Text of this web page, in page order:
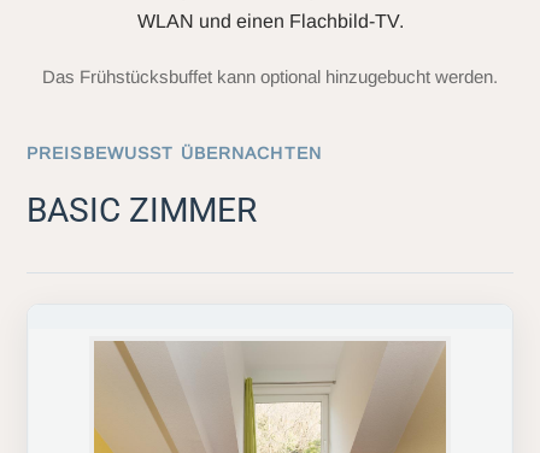
WLAN und einen Flachbild-TV.
Das Frühstücksbuffet kann optional hinzugebucht werden.
PREISBEWUSST ÜBERNACHTEN
BASIC ZIMMER